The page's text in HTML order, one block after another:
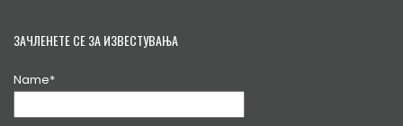
ЗАЧЛЕНЕТЕ СЕ ЗА ИЗВЕСТУВАЊА
Name*